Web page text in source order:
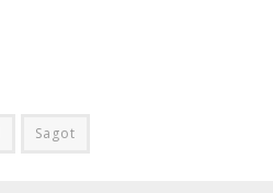
Sagot